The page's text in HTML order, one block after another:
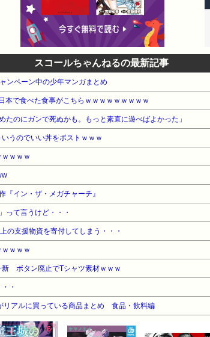
スコールちゃんねるの最新記事
ンペーン中の少年マンガまとめ
本で食べた食事がこちらｗｗｗｗｗｗｗｗｗ
たのにガンで死ぬかも。もっと素直に遊べばよかった」
うのでいい丼をポストｗｗｗ
ｗｗｗ
『イン・ザ・メガチャーチ』
って言うけど・・・
の支援物資を寄付してしまう・・・
ｗｗｗ
新 ボタン廃止でTシャツ素材ｗｗｗ
・
リアルに買っている商品まとめ 食品・飲料編